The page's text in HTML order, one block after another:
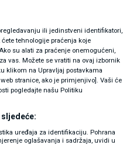
ili jedinstveni identifikatori,
tehnologije praćenja koje
su alati za praćenje onemogućeni,
vas. Možete se vratiti na ovaj izbornik
klikom na Upravljaj postavkama
stranice, ako je primjenjivo]. Vaši će
pogledajte našu Politiku
uređaja za identifikaciju. Pohrana
oglašavanja i sadržaja, uvidi u